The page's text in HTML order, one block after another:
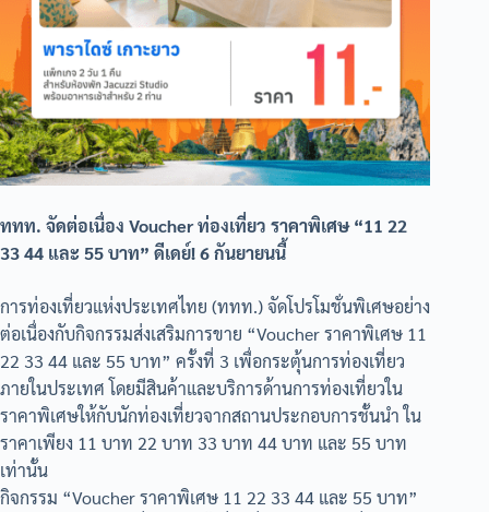
ททท. จัดต่อเนื่อง Voucher ท่องเที่ยว ราคาพิเศษ “11 22
33 44 และ 55 บาท” ดีเดย์! 6 กันยายนนี้
การท่องเที่ยวแห่งประเทศไทย (ททท.) จัดโปรโมชั่นพิเศษอย่าง
ต่อเนื่องกับกิจกรรมส่งเสริมการขาย “Voucher ราคาพิเศษ 11
22 33 44 และ 55 บาท” ครั้งที่ 3 เพื่อกระตุ้นการท่องเที่ยว
ภายในประเทศ โดยมีสินค้าและบริการด้านการท่องเที่ยวใน
ราคาพิเศษให้กับนักท่องเที่ยวจากสถานประกอบการชั้นนำ ใน
ราคาเพียง 11 บาท 22 บาท 33 บาท 44 บาท และ 55 บาท
เท่านั้น
กิจกรรม “Voucher ราคาพิเศษ 11 22 33 44 และ 55 บาท”